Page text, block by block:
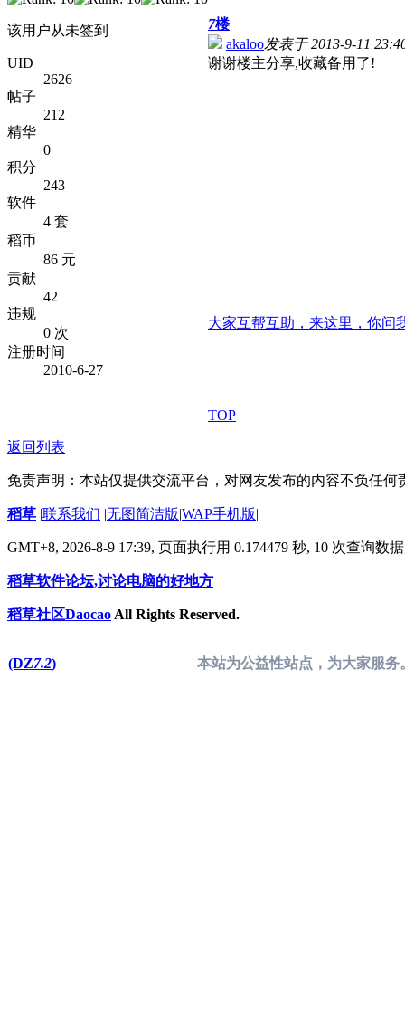
该用户从未签到
UID
2626
帖子
212
精华
0
积分
243
软件
4 套
稻币
86 元
贡献
42
违规
0 次
注册时间
2010-6-27
7楼
akaloo发表于 2013-9-11
谢谢楼主分享,收藏备用了!
大家互帮互助，来这里，你问
TOP
返回列表
免责声明：本站仅提供交流平台，对网友发布的内容不负任
稻草 |联系我们 |无图简洁版|WAP手机版|
GMT+8, 2026-8-9 17:39, 页面执行用 0.174479 秒, 10 次查询数
稻草软件论坛,讨论电脑的好地方
稻草社区Daocao All Rights Reserved.
(DZ7.2) 本站为公益性站点，为大家服